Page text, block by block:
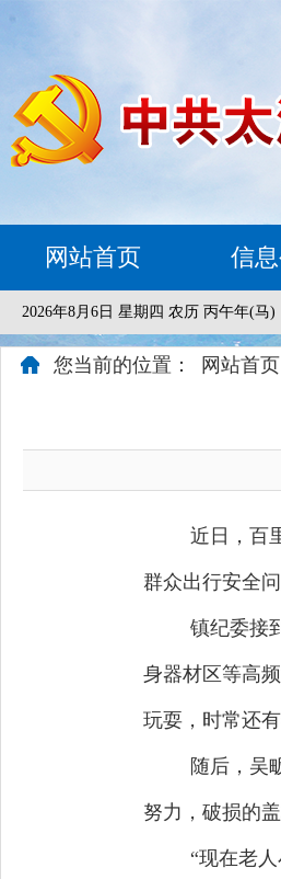
网站首页 信
2026年8月6日 星期四 农历 丙午年(马)
您当前的位置： 网站首页
近日，百
群众出行安全
镇纪委接
身器材区等高
玩耍，时常还
随后，吴
努力，破损的
“现在老